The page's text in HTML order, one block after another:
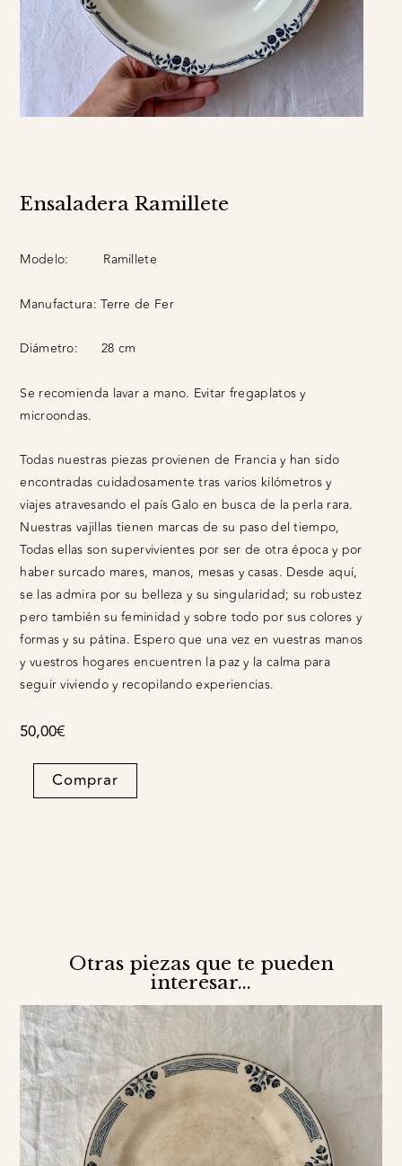
Ensaladera Ramillete
Modelo: Ramillete
Manufactura:Terre de Fer
Diámetro: 28 cm
Se recomienda lavar a mano. Evitar fregaplatos y
microondas.
Todas nuestras piezas provienen de Francia y han sido
encontradas cuidadosamente tras varios kilómetros y
viajes atravesando el país Galo en busca de la perla rara.
Nuestras vajillas tienen marcas de su paso del tiempo,
Todas ellas son supervivientes por ser de otra época y por
haber surcado mares, manos, mesas y casas. Desde aquí,
se las admira por su belleza y su singularidad; su robustez
pero también su feminidad y sobre todo por sus colores y
formas y su pátina. Espero que una vez en vuestras manos
y vuestros hogares encuentren la paz y la calma para
seguir viviendo y recopilando experiencias.
50,00€
Ensaladera
Ramillete
Comprar
Otras piezas que te pueden
interesar...